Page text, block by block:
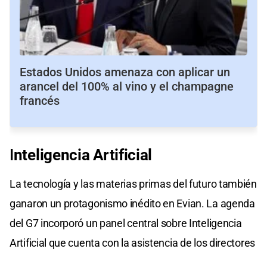
Estados Unidos amenaza con aplicar un
arancel del 100% al vino y el champagne
francés
Inteligencia Artificial
La tecnología y las materias primas del futuro también
ganaron un protagonismo inédito en Evian. La agenda
del G7 incorporó un panel central sobre Inteligencia
Artificial que cuenta con la asistencia de los directores